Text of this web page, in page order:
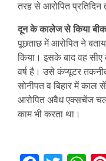
तरह से आरोपित
दून के कालेज से किया
पूछताछ में आरोपित ने
किया। इसके बाद वह
वर्ष है। उसे कंप्यूटर
सोनीपत व बिहार में काल
आरोपित अवैध एक्सचेंज
काम भी करता था।